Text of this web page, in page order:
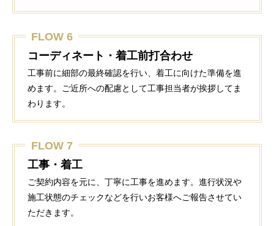
FLOW 6
コーディネート・着工前打合わせ
工事前に細部の最終確認を行い、着工に向けた準備を進
めます。ご近所への配慮として工事担当者が挨拶してま
わります。
FLOW 7
工事・着工
ご契約内容を元に、丁寧に工事を進めます。進行状況や
施工状態のチェックなどを行いお客様へご報告させてい
ただきます。